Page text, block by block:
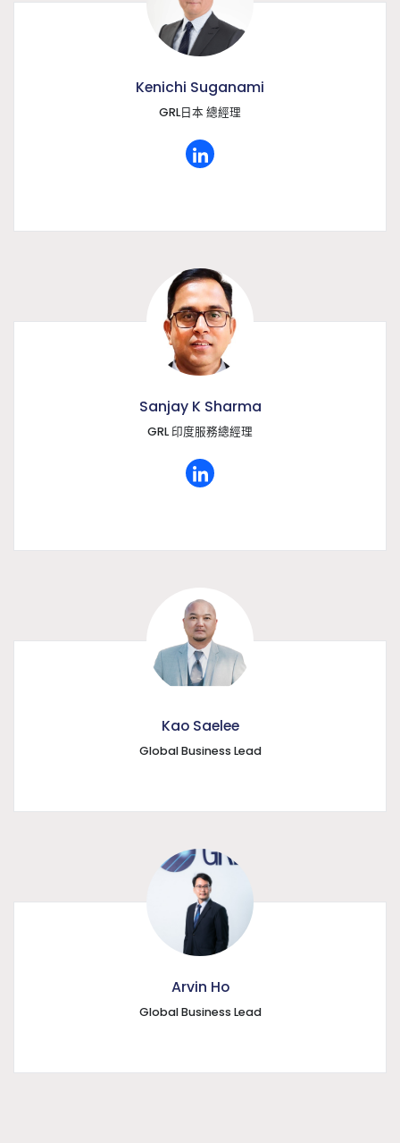
Kenichi Suganami
GRL日本 總經理
Sanjay K Sharma
GRL 印度服務總經理
Kao Saelee
Global Business Lead
Arvin Ho
Global Business Lead